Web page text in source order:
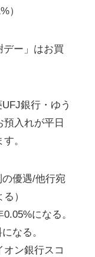
）
デー」はお買
銀行・ゆう
入れが平日
。
優遇/他行宛
）
になる。
なる。
ン銀行スコ